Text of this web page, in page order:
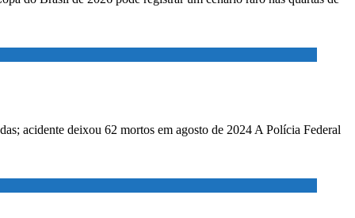
acidente deixou 62 mortos em agosto de 2024 A Polícia Federal